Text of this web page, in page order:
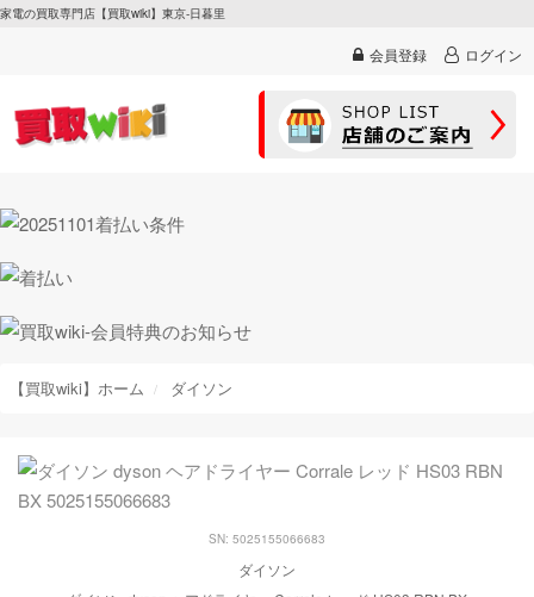
家電の買取専門店【買取wiki】東京-日暮里
会員登録 ログイン
【買取wiki】ホーム ダイソン
SN: 5025155066683
ダイソン